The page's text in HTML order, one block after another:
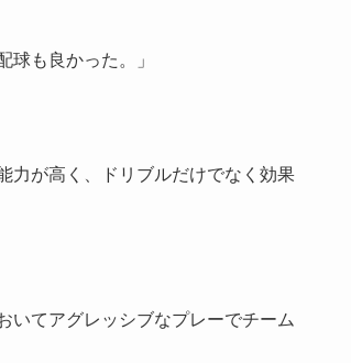
も良かった。」
力が高く、ドリブルだけでなく効果
いてアグレッシブなプレーでチーム